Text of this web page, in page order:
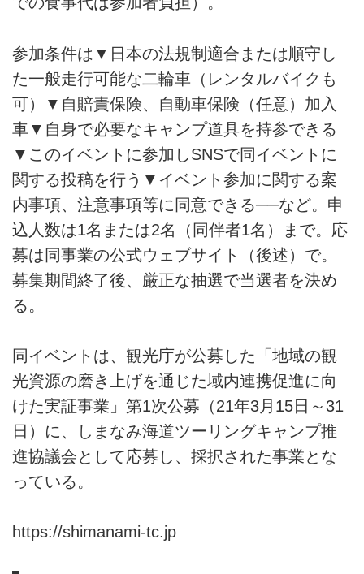
参加条件は▼日本の法規制適合または順守し
た一般走行可能な二輪車（レンタルバイクも
可）▼自賠責保険、自動車保険（任意）加入
車▼自身で必要なキャンプ道具を持参できる
▼このイベントに参加しSNSで同イベントに
関する投稿を行う▼イベント参加に関する案
内事項、注意事項等に同意できる──など。申
込人数は1名または2名（同伴者1名）まで。応
募は同事業の公式ウェブサイト（後述）で。
募集期間終了後、厳正な抽選で当選者を決め
る。
同イベントは、観光庁が公募した「地域の観
光資源の磨き上げを通じた域内連携促進に向
けた実証事業」第1次公募（21年3月15日～31
日）に、しまなみ海道ツーリングキャンプ推
進協議会として応募し、採択された事業とな
っている。
https://shimanami-tc.jp